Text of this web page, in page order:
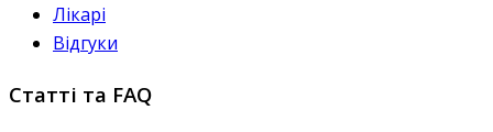
Лікарі
Відгуки
Статті та FAQ